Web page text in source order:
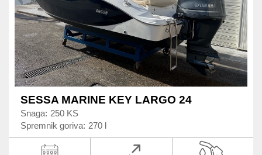
SESSA MARINE KEY LARGO 24
Snaga: 250 KS
Spremnik goriva: 270 l